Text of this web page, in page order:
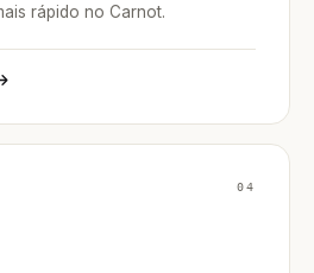
rápido no Carnot.
04